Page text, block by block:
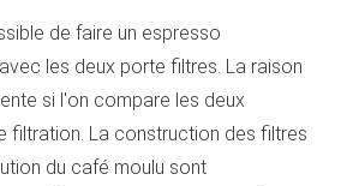
de faire un espresso
les deux porte filtres. La raison
si l'on compare les deux
filtration. La construction des filtres
du café moulu sont